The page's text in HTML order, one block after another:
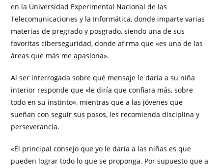
en la Universidad Experimental Nacional de las
Telecomunicaciones y la Informática, donde imparte varias
materias de pregrado y posgrado, siendo una de sus
favoritas ciberseguridad, donde afirma que «es una de las
áreas que más me apasiona».
Al ser interrogada sobre qué mensaje le daría a su niña
interior responde que «le diría que confiara más, sobre
todo en su instinto», mientras que a las jóvenes que
sueñan con seguir sus pasos, les recomienda disciplina y
perseverancia.
«El principal consejo que yo le daría a las niñas es que
pueden lograr todo lo que se proponga. Por supuesto que a